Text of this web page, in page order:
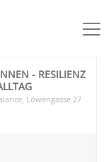
- RESILIENZ
, Löwengasse 27